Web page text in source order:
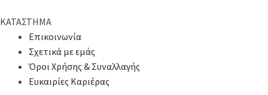
ΚΑΤΑΣΤΗΜΑ
Επικοινωνία
Σχετικά με εμάς
Όροι Χρήσης & Συναλλαγής
Ευκαιρίες Καριέρας